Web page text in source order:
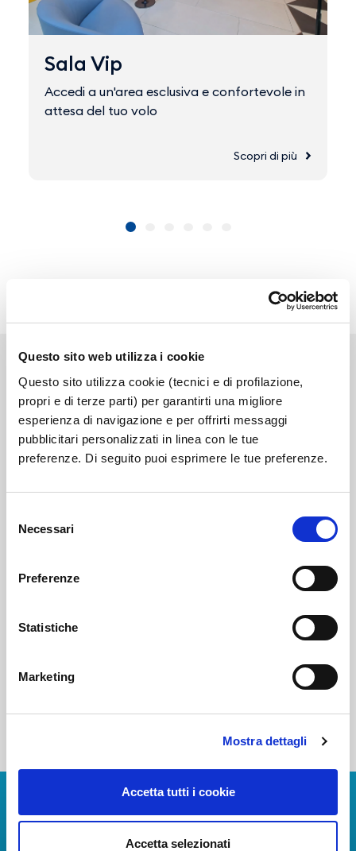
Questo sito web utilizza i cookie
Questo sito utilizza cookie (tecnici e di profilazione,
propri e di terze parti) per garantirti una migliore
esperienza di navigazione e per offrirti messaggi
pubblicitari personalizzati in linea con le tue
preferenze. Di seguito puoi esprimere le tue preferenze.
delNecessari
Preferenze
Statistiche
Marketing
Mostra dettagli
Accetta tutti i cookie
Accetta selezionati
Sala Vip
Accedi a un'area esclusiva e confortevole in
attesa del tuo volo
Scopri di più
Link correlati
Scarica App
La Guida dei Servizi dell'Aeroporto Internazionale di